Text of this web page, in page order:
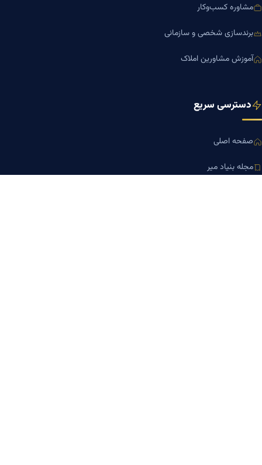
مشاوره کسب‌وکار
برندسازی شخصی و سازمانی
آموزش مشاورین املاک
دسترسی سریع
صفحه اصلی
مجله بنیاد میر